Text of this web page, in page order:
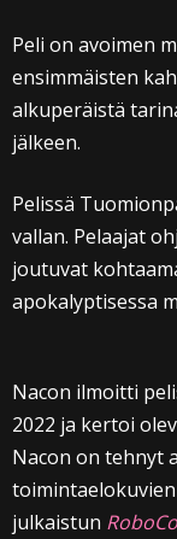
Peli on avoimen
ensimmäisten
alkuperäistä
jälkeen.
Pelissä
vallan. Pelaajat
joutuvat
apokalyptisessa
Nacon ilmoitti
2022 ja kertoi
Nacon on tehnyt
julkaistun